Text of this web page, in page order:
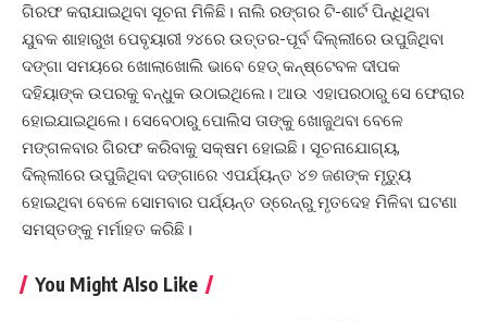
ଗିରଫ କରାଯାଇଥିବା ସୂଚନା ମିଳିଛି। ନାଲି ରଙ୍ଗର ଟି-ଶାର୍ଟ ପିନ୍ଧିଥିବା
ଯୁବକ ଶାହାରୁଖ ପେବୃୟାରୀ ୨୪ରେ ଉତ୍ତର-ପୂର୍ବ ଦିଲ୍ଲୀରେ ଉପୁଜିଥିବା
ଦଙ୍ଗା ସମୟରେ ଖୋଲାଖୋଲି ଭାବେ ହେଡ୍‌ କନ୍‌ଷ୍ଟେବଳ ଦୀପକ
ଦହିୟାଙ୍କ ଉପରକୁ ବନ୍ଧୁକ ଉଠାଇଥିଲେ। ଆଉ ଏହାପରଠାରୁ ସେ ଫେରାର
ହୋଇଯାଇଥିଲେ। ସେବେଠାରୁ ପୋଲିସ ତାଙ୍କୁ ଖୋଜୁଥବା ବେଳେ
ମଙ୍ଗଳବାର ଗିରଫ କରିବାକୁ ସକ୍ଷମ ହୋଇଛି। ସୂଚନାଯୋଗ୍ୟ,
ଦିଲ୍ଲୀରେ ଉପୁଜିଥିବା ଦଙ୍ଗାରେ ଏପର୍ଯ୍ୟନ୍ତ ୪୭ ଜଣଙ୍କ ମୃତ୍ୟୁ
ହୋଇଥିବା ବେଳେ ସୋମବାର ପର୍ଯ୍ୟନ୍ତ ଡ୍ରେନ୍‌ରୁ ମୃତଦେହ ମିଳିବା ଘଟଣା
ସମସ୍ତଙ୍କୁ ମର୍ମାହତ କରିଛି।
You Might Also Like